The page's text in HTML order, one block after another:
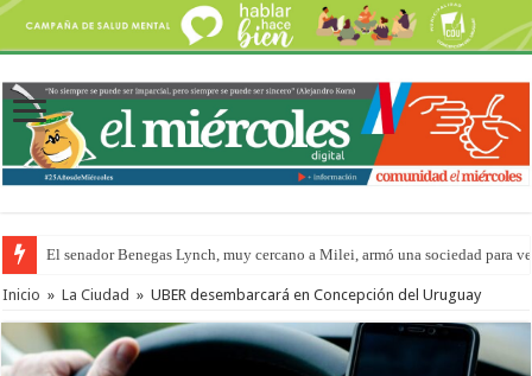
El senador Benegas Lynch, muy cercano a Milei, armó una sociedad para
Inicio » La Ciudad » UBER desembarcará en Concepción del Uruguay